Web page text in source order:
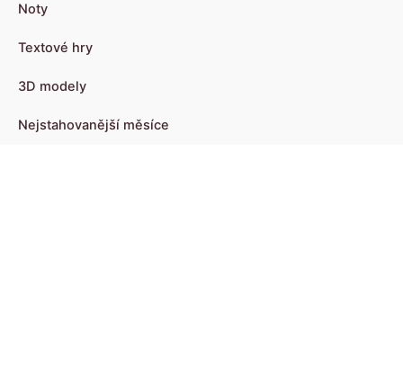
Noty
Textové hry
3D modely
Nejstahovanější měsíce